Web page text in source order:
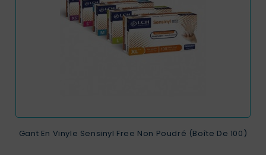
Gant En Vinyle Sensinyl Free Non Poudré (Boîte De 100)